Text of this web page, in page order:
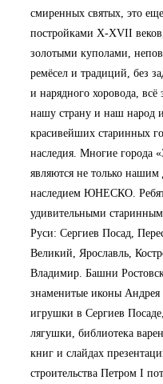
смиренных святых, это
постройками X-XVII
золотыми куполами,
ремёсел и традиций, без
и нарядного хоровода, всё
нашу страну и наш народ
красивейших старинных
наследия. Многие города
являются не только
наследием ЮНЕСКО.
удивительными
Руси: Сергиев Посад,
Великий, Ярославль,
Владимир. Башни
знаменитые иконы Андрея
игрушки в Сергиев
лягушки, библиотека
книг и слайдах
строительства Петром I